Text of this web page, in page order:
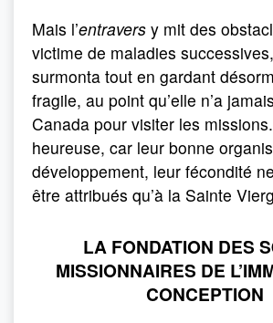
Mais l’entravers y mit des
victime de maladies
surmonta tout en gardant
fragile, au point qu’elle n’a
Canada pour visiter les
heureuse, car leur bonne
développement, leur fécondité
être attribués qu’à la Sainte
LA FONDATION DES
MISSIONNAIRES DE
CONCEPTION